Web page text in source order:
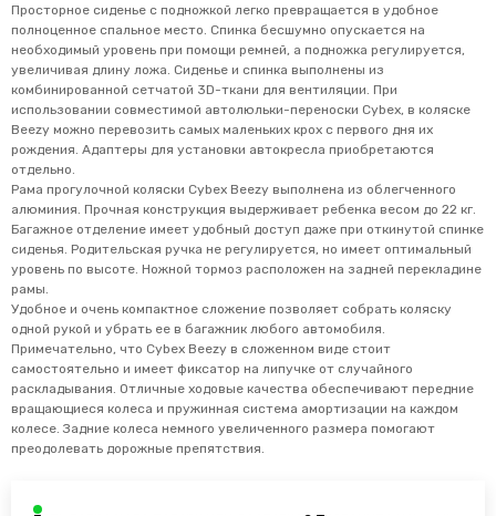
Просторное сиденье с подножкой легко превращается в удобное
полноценное спальное место. Спинка бесшумно опускается на
необходимый уровень при помощи ремней, а подножка регулируется,
увеличивая длину ложа. Сиденье и спинка выполнены из
комбинированной сетчатой 3D-ткани для вентиляции. При
использовании совместимой автолюльки-переноски Cybex, в коляске
Beezy можно перевозить самых маленьких крох с первого дня их
рождения. Адаптеры для установки автокресла приобретаются
отдельно.
Рама прогулочной коляски Cybex Beezy выполнена из облегченного
алюминия. Прочная конструкция выдерживает ребенка весом до 22 кг.
Багажное отделение имеет удобный доступ даже при откинутой спинке
сиденья. Родительская ручка не регулируется, но имеет оптимальный
уровень по высоте. Ножной тормоз расположен на задней перекладине
рамы.
Удобное и очень компактное сложение позволяет собрать коляску
одной рукой и убрать ее в багажник любого автомобиля.
Примечательно, что Cybex Beezy в сложенном виде стоит
самостоятельно и имеет фиксатор на липучке от случайного
раскладывания. Отличные ходовые качества обеспечивают передние
вращающиеся колеса и пружинная система амортизации на каждом
колесе. Задние колеса немного увеличенного размера помогают
преодолевать дорожные препятствия.